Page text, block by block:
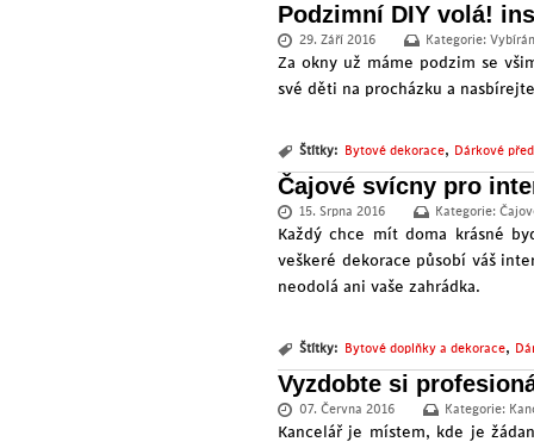
Podzimní DIY volá!
29. Září 2016 Kategorie:
Za okny už máme podzim se
své děti na procházku a
Štítky: Bytové dekorace, Dárkové
Čajové svícny pro
15. Srpna 2016 Kategorie:
Každý chce mít doma krásné
veškeré dekorace působí váš
neodolá ani vaše zahrádka.
Štítky: Bytové doplňky a dekorace,
Vyzdobte si
07. Června 2016 Kategorie:
Kancelář je místem, kde je